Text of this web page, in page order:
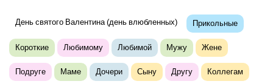
День святого Валентина (день влюбленных) Прикольные
Короткие Любимому Любимой Мужу Жене
Подруге Маме Дочери Сыну Другу Коллегам